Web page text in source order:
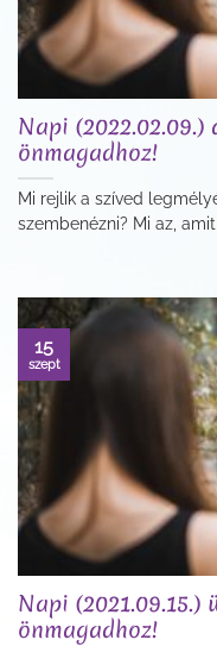
Napi
önmagadhoz!
Mi rejlik a szíved
szembenézni? Mi az, amit
Napi (2021.09.15.)
önmagadhoz!
15
szept